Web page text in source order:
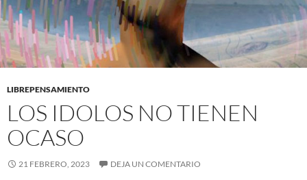
LIBREPENSAMIENTO
LOS IDOLOS NO TIENEN
OCASO
21 FEBRERO, 2023 DEJA UN COMENTARIO